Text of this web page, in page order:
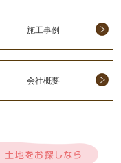
施工事例
会社概要